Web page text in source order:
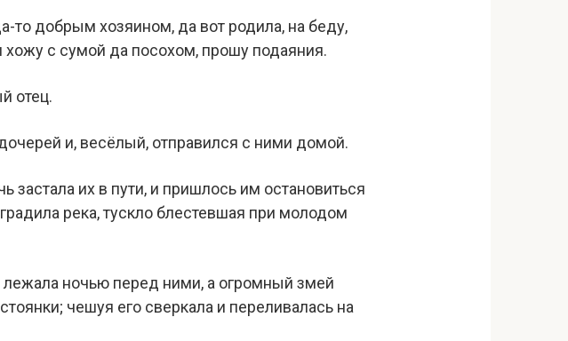
то добрым хозяином, да вот родила, на беду,
с сумой да посохом, прошу подаяния.
отец.
и, весёлый, отправился с ними домой.
застала их в пути, и пришлось им остановиться
река, тускло блестевшая при молодом
лежала ночью перед ними, а огромный змей
чешуя его сверкала и переливалась на